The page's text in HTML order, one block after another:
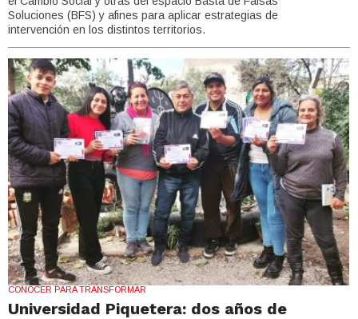
Soluciones (BFS) y afines para aplicar estrategias de
intervención en los distintos territorios.
CONOCER PARA TRANSFORMAR
Universidad Piquetera: dos años de